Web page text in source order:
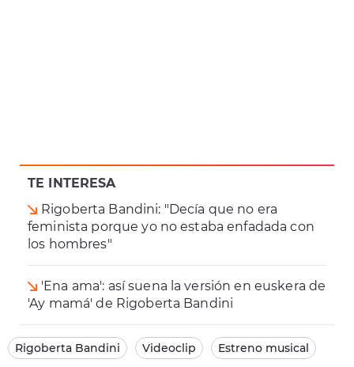
TE INTERESA
Rigoberta Bandini: "Decía que no era
feminista porque yo no estaba enfadada con
los hombres"
'Ena ama': así suena la versión en euskera de
'Ay mamá' de Rigoberta Bandini
Rigoberta Bandini Videoclip Estreno musical